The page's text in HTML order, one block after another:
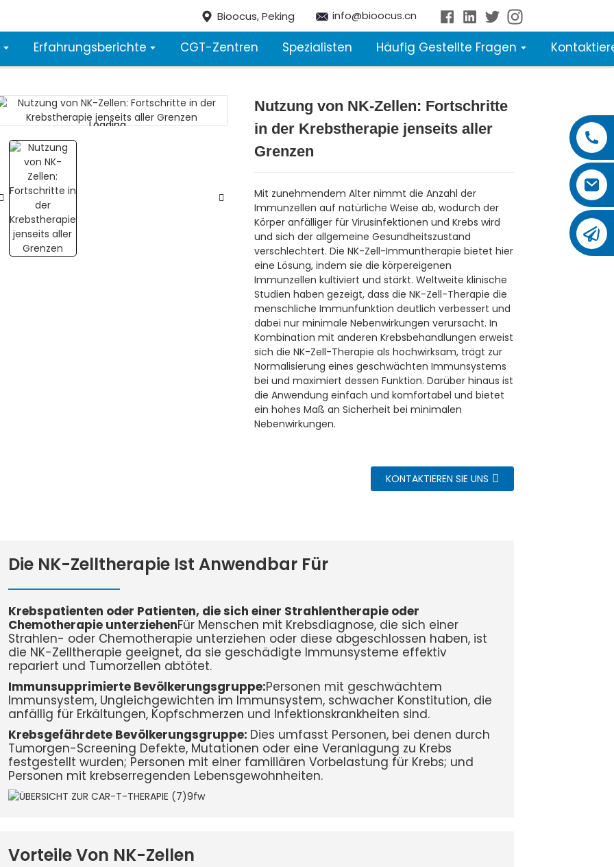
Bioocus, Peking info@bioocus.cn
Erfahrungsberichte CGT-Zentren Spezialisten Häufig Gestellte Fragen
Loading...
Loading...
Nutzung von NK-Zellen: Fortschritte
in der Krebstherapie jenseits aller
Grenzen
Mit zunehmendem Alter nimmt die Anzahl der
Immunzellen auf natürliche Weise ab, wodurch der
Körper anfälliger für Virusinfektionen und Krebs wird
und sich der allgemeine Gesundheitszustand
verschlechtert. Die NK-Zell-Immuntherapie bietet hier
eine Lösung, indem sie die körpereigenen
Immunzellen kultiviert und stärkt. Weltweite klinische
Studien haben gezeigt, dass die NK-Zell-Therapie die
menschliche Immunfunktion deutlich verbessert und
dabei nur minimale Nebenwirkungen verursacht. In
Kombination mit anderen Krebsbehandlungen erweist
sich die NK-Zell-Therapie als hochwirksam, trägt zur
Normalisierung eines geschwächten Immunsystems
bei und maximiert dessen Funktion. Darüber hinaus ist
die Anwendung einfach und komfortabel und bietet
ein hohes Maß an Sicherheit bei minimalen
Nebenwirkungen.
KONTAKTIEREN SIE UNS
Die NK-Zelltherapie Ist Anwendbar Für
Krebspatienten oder Patienten, die sich einer Strahlentherapie oder
Chemotherapie unterziehenFür Menschen mit Krebsdiagnose, die sich einer
Strahlen- oder Chemotherapie unterziehen oder diese abgeschlossen haben, ist
die NK-Zelltherapie geeignet, da sie geschädigte Immunsysteme effektiv
repariert und Tumorzellen abtötet.
Immunsupprimierte Bevölkerungsgruppe:Personen mit geschwächtem
Immunsystem, Ungleichgewichten im Immunsystem, schwacher Konstitution, die
anfällig für Erkältungen, Kopfschmerzen und Infektionskrankheiten sind.
Krebsgefährdete Bevölkerungsgruppe: Dies umfasst Personen, bei denen durch
Tumorgen-Screening Defekte, Mutationen oder eine Veranlagung zu Krebs
festgestellt wurden; Personen mit einer familiären Vorbelastung für Krebs; und
Personen mit krebserregenden Lebensgewohnheiten.
Vorteile Von NK-Zellen